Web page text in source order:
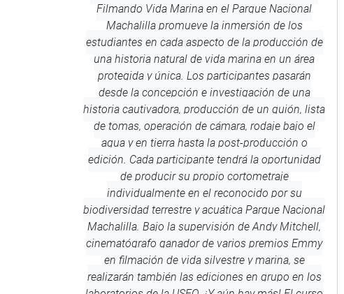
Filmando Vida Marina en el Parque Nacional
Machalilla promueve la inmersión de los
estudiantes en cada aspecto de la producción de
una historia natural de vida marina en un área
protegida y única. Los participantes pasarán
desde la concepción e investigación de una
historia cautivadora, producción de un guión, lista
de tomas, operación de cámara, rodaje bajo el
agua y en tierra hasta la post-producción o
edición. Cada participante tendrá la oportunidad
de producir su propio cortometraje
individualmente en el reconocido por su
biodiversidad terrestre y acuática Parque Nacional
Machalilla. Bajo la supervisión de Andy Mitchell,
cinematógrafo ganador de varios premios Emmy
en filmación de vida silvestre y marina, se
realizarán también las ediciones en grupo en los